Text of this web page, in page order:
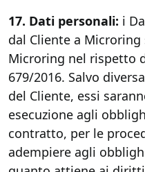
17. Dati personali: i
dal Cliente a
Microring nel rispetto
679/2016. Salvo
del Cliente, essi
esecuzione agli
contratto, per le
adempiere agli